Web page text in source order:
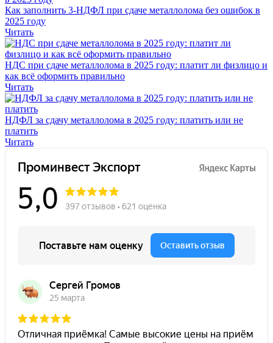
Как заполнить 3-НДФЛ при сдаче металлолома без ошибок в
2025 году
Читать
НДС при сдаче металлолома в 2025 году: платит ли физлицо и
как всё оформить правильно
Читать
НДФЛ за сдачу металлолома в 2025 году: платить или не
платить
Читать